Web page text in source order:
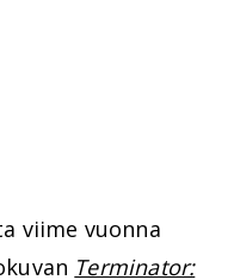
viime vuonna
Terminator: